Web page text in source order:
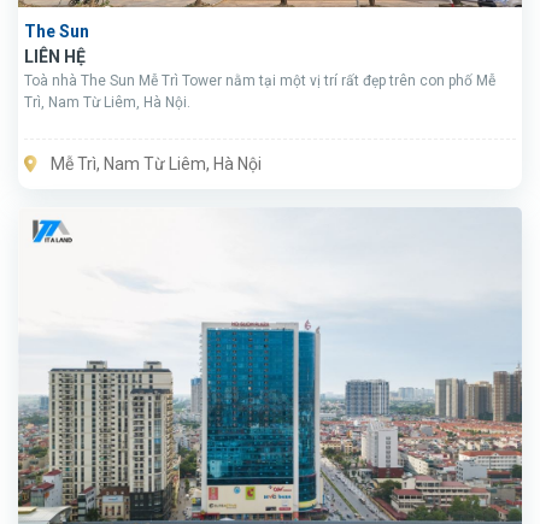
The Sun
LIÊN HỆ
Toà nhà The Sun Mễ Trì Tower nằm tại một vị trí rất đẹp trên con phố Mễ
Trì, Nam Từ Liêm, Hà Nội.
Mễ Trì, Nam Từ Liêm, Hà Nội